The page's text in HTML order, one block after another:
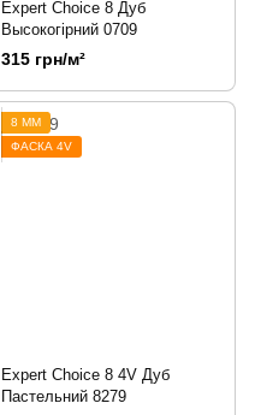
Expert Choice 8 Дуб
Высокогірний 0709
315 грн/м²
8 ММ
ФАСКА 4V
Expert Choice 8 4V Дуб
Пастельний 8279